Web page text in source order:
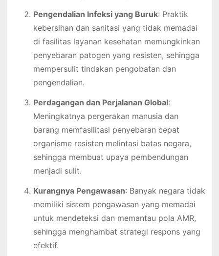
Pengendalian Infeksi yang Buruk: Praktik
kebersihan dan sanitasi yang tidak memadai
di fasilitas layanan kesehatan memungkinkan
penyebaran patogen yang resisten, sehingga
mempersulit tindakan pengobatan dan
pengendalian.
Perdagangan dan Perjalanan Global:
Meningkatnya pergerakan manusia dan
barang memfasilitasi penyebaran cepat
organisme resisten melintasi batas negara,
sehingga membuat upaya pembendungan
menjadi sulit.
Kurangnya Pengawasan: Banyak negara tidak
memiliki sistem pengawasan yang memadai
untuk mendeteksi dan memantau pola AMR,
sehingga menghambat strategi respons yang
efektif.